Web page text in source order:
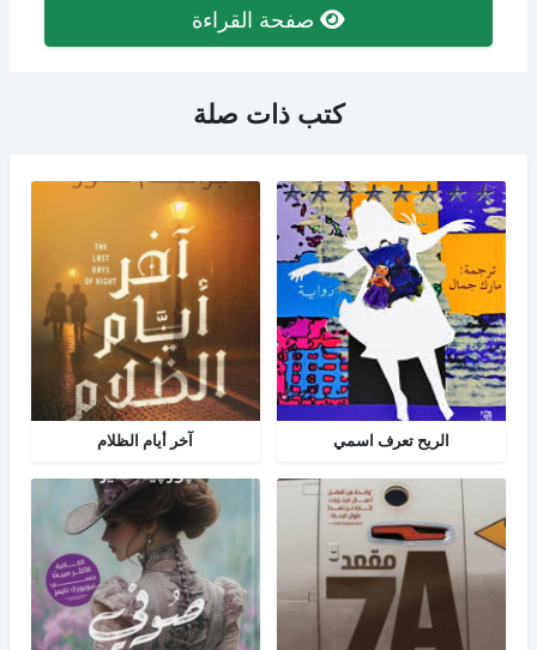
صفحة القراءة
كتب ذات صلة
الريح تعرف اسمي آخر أيام الظلام